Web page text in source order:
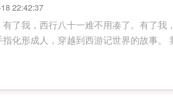
22:42:37
了我，西行八十一难不用凑了。有了我
之